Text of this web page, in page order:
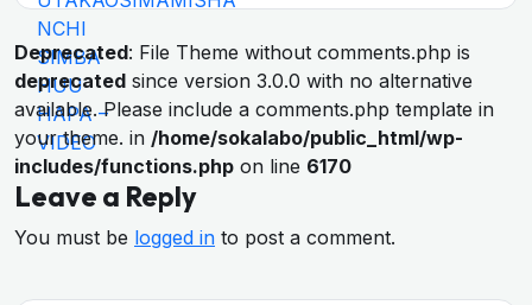
Deprecated: File Theme without comments.php is
deprecated since version 3.0.0 with no alternative
available. Please include a comments.php template in
your theme. in /home/sokalabo/public_html/wp-
includes/functions.php on line 6170
Leave a Reply
You must be logged in to post a comment.